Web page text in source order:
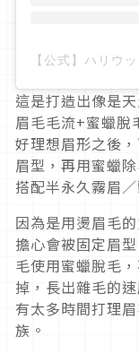
這是打造出像是
眉毛毛流+蜜蠟脫
好理想眉形之後
眉型，再用蜜蠟
搭配半永久霧眉
因為是用燙眉毛
擔心會被固定眉
毛使用蜜蠟脫毛
掉，長出雜毛的
有太多時間打理
族。